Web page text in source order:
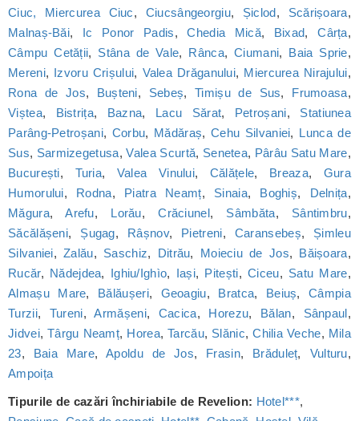
Ciuc, Miercurea Ciuc, Ciucsângeorgiu, Șiclod, Scărișoara,
Malnaș-Băi, Ic Ponor Padis,Chedia Mică, Bixad,Cârța,
Câmpu Cetății, Stâna de Vale, Rânca,Ciumani, Baia Sprie,
Mereni, Izvoru Crișului, Valea Drăganului, Miercurea Nirajului,
Rona de Jos, Bușteni, Sebeș, Timișu de Sus, Frumoasa,
Viștea, Bistrița, Bazna, Lacu Sărat, Petroșani, Statiunea
Parâng-Petroșani, Corbu, Mădăraș, Cehu Silvaniei, Lunca de
Sus, Sarmizegetusa,Valea Scurtă, Senetea, Pârâu Satu Mare,
București, Turia, Valea Vinului, Călățele, Breaza, Gura
Humorului, Rodna, Piatra Neamț, Sinaia, Boghiș, Delnița,
Măgura,Arefu, Lorău,Crăciunel, Sâmbăta, Sântimbru,
Săcălășeni, Șugag, Râșnov, Pietreni, Caransebeș, Șimleu
Silvaniei,Zalău, Saschiz, Ditrău, Moieciu de Jos, Băișoara,
Rucăr, Nădejdea, Ighiu/Ighìo, Iași, Pitești,Ciceu, Satu Mare,
Almașu Mare, Bălăușeri, Geoagiu, Bratca, Beiuș,Câmpia
Turzii, Tureni,Armășeni, Cacica, Horezu, Bălan, Sânpaul,
Jidvei,Târgu Neamț, Horea,Tarcău, Slănic,Chilia Veche, Mila
23, Baia Mare,Apoldu de Jos, Frasin, Brăduleț, Vulturu,
Ampoița
Tipurile de cazări închiriabile de Revelion: Hotel***,